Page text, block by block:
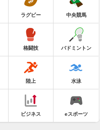
ラグビー 中央競馬
格闘技 バドミントン
陸上 水泳
ビジネス eスポーツ